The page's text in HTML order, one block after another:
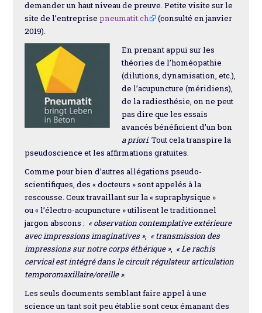
demander un haut niveau de preuve. Petite visite sur le
site de l’entreprisepneumatit.ch
(consulté en janvier
2019).
En prenant appui sur les
théories de l’homéopathie
(dilutions, dynamisation, etc.),
de l’acupuncture (méridiens),
de la radiesthésie, on ne peut
pas dire que les essais
avancés bénéficient d’un bon
a priori. Tout cela transpire la
pseudoscience et les affirmations gratuites.
Comme pour bien d’autres allégations pseudo-
scientifiques, des « docteurs » sont appelés à la
rescousse. Ceux travaillant sur la « supraphysique »
ou « l’électro-acupuncture » utilisent le traditionnel
jargon abscons : « observation contemplative extérieure
avec impressions imaginatives », « transmission des
impressions sur notre corps éthérique », « Le rachis
cervical est intégré dans le circuit régulateur articulation
temporomaxillaire/oreille ».
Les seuls documents semblant faire appel à une
science un tant soit peu établie sont ceux émanant des